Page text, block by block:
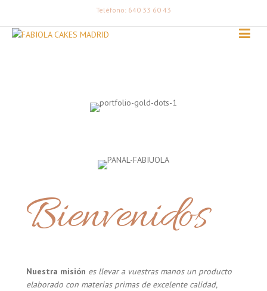
Teléfono: 640 33 60 43
Bienvenidos
Nuestra misión es llevar a vuestras manos un producto
elaborado con materias primas de excelente calidad,